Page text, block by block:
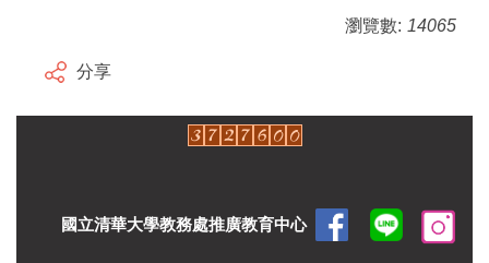
瀏覽數: 14065
分享
國立清華大學教務處推廣教育中心